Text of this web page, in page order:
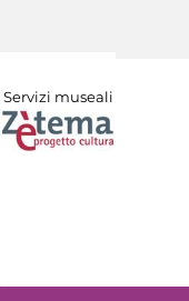
Servizi museali